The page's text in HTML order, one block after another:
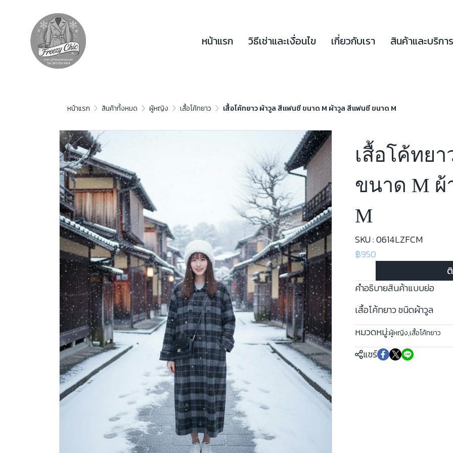
หน้าแรก วิธีเช่าและเงื่อนไข เกี่ยวกับเรา สินค้าและบริการ
หน้าแรก สินค้าทั้งหมด ผู้หญิง เสื้อโค้ทยาว เสื้อโค้ทยาว ผ้าวูล สีแฟนซี ขนาด M ผ้าวูล สีแฟนซี ขนาด M
เสื้อโค้ทย
ขนาด M
M
SKU : 0614LZFCM
฿950
คำอธิบายสินค้าแบบย่อ
เสื้อโค้ทยาว ชนิดผ้าวูล
หมวดหมู่:ผู้หญิง,เสื้อโค้ทยาว
แชร์